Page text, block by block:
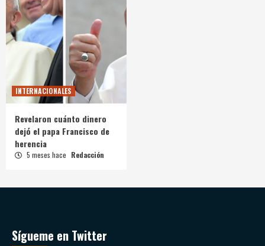
INTERNACIONALES
Revelaron cuánto dinero
dejó el papa Francisco de
herencia
5 meses hace Redacción
Sígueme en Twitter